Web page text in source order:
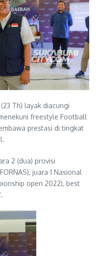
Th) layak diacungi
freestyle Football
prestasi di tingkat
2 (dua) provisi
juara 1 Nasional
open 2022), best